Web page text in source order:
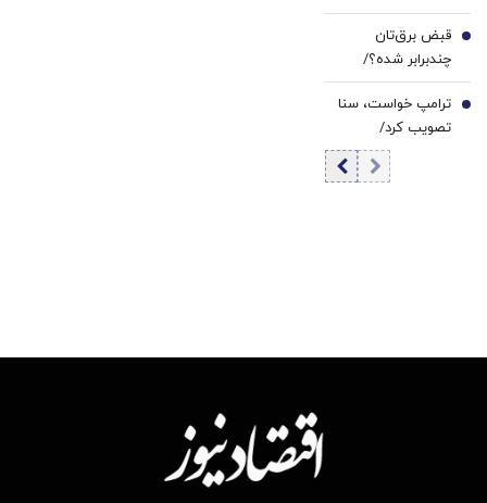
بزرگ‌ترین خرید از
۲۰۲۳ ثبت شد
قبض برق‌تان
چندبرابر شده؟/
دلیلش این پله‌های
تعرفه‌ای است
6
ترامپ خواست، سنا
تصویب کرد/
تحریم‌های تازه
علیه ایران در راه
7